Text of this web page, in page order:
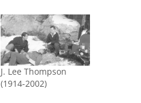
J. Lee Thompson
(1914-2002)